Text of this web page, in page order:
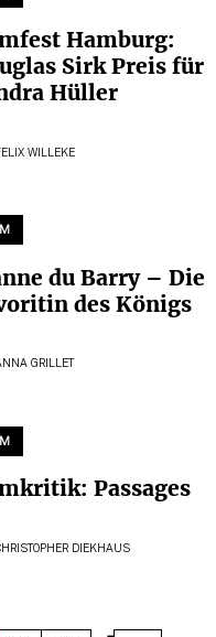
Hamburg:
Sirk Preis für
Hüller
WILLEKE
du Barry – Die
des Königs
GRILLET
Passages
DIEKHAUS